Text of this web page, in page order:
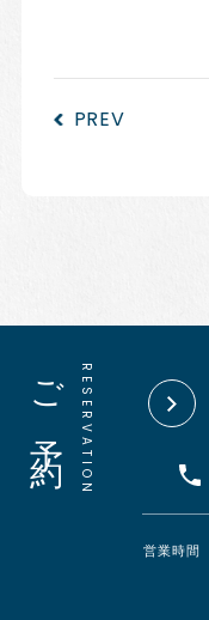
PREV
ご予約
営業時間